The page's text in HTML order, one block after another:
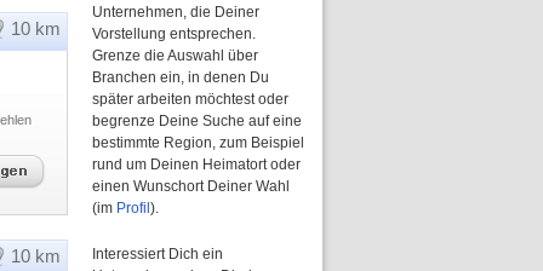
10 km
10 km
Unternehmen, die Deiner
Vorstellung entsprechen.
Grenze die Auswahl über
Branchen ein, in denen Du
später arbeiten möchtest oder
begrenze Deine Suche auf eine
bestimmte Region, zum Beispiel
rund um Deinen Heimatort oder
einen Wunschort Deiner Wahl
(im Profil ).
Interessiert Dich ein